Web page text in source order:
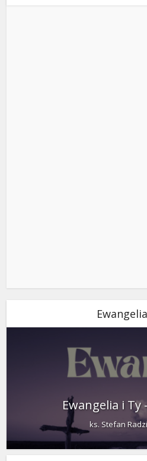
Ewangelia i Ty
ks. Stefan